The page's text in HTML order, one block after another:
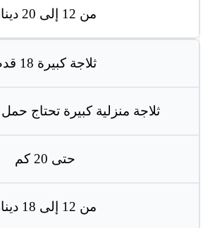
من 12 إلى 20 دينار
ثلاجة كبيرة 18 قدم
ثلاجة منزلية كبيرة تحتاج
حتى 20 كم
من 12 إلى 18 دينار